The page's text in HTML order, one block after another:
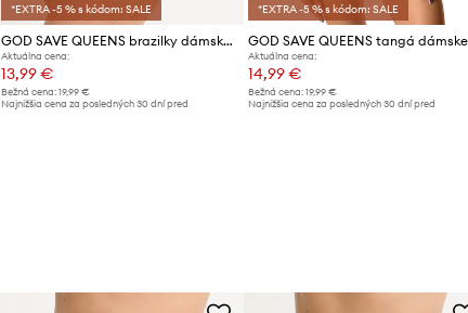
*EXTRA -5 % s kódom: SALE
GOD SAVE QUEENS brazilky dámske BRAZILIAN
Aktuálna cena:
13,99 €
Bežná cena: 19,99 €
Najnižšia cena za posledných 30 dní pred
*EXTRA -5 % s kódom: SALE
Aktuálna cena:
14,99 €
Bežná cena: 19,99 €
Najnižšia cena za posledných 30 dní pred